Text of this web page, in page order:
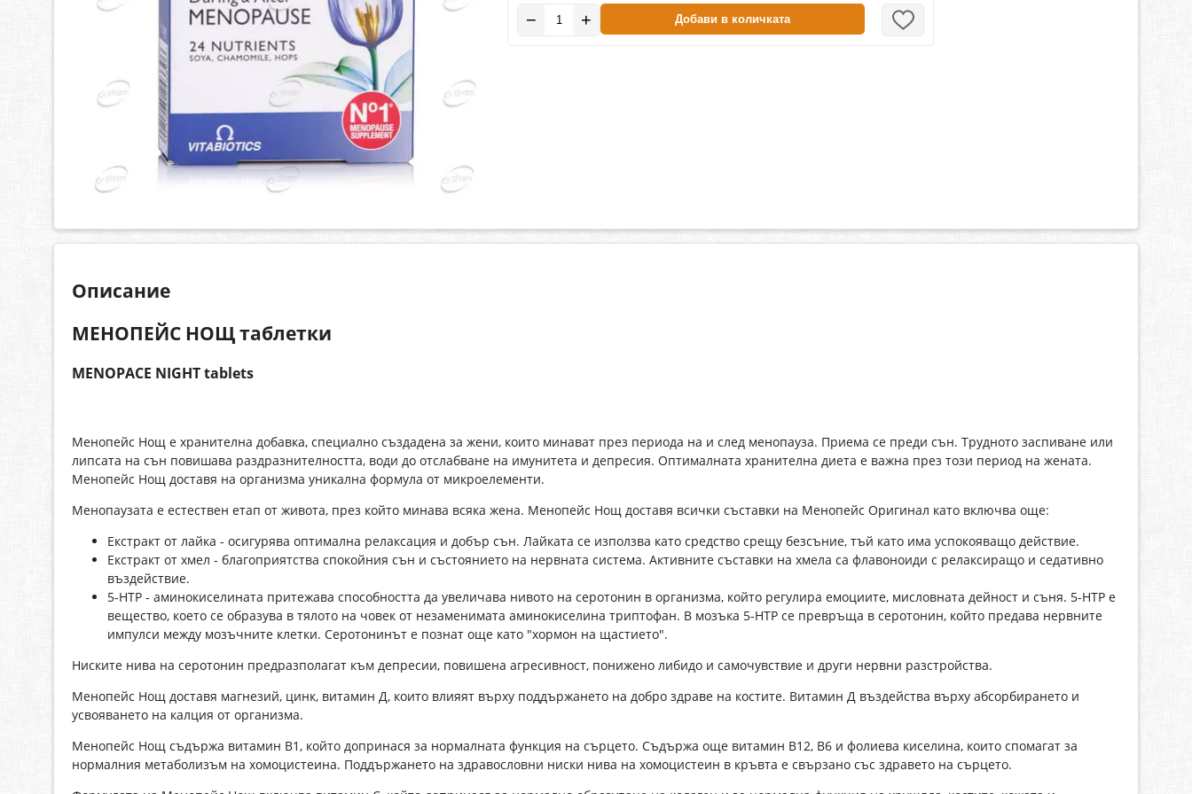
− + Добави в количката
Описание
МЕНОПЕЙС НОЩ таблетки
MENOPACE NIGHT tablets
Менопейс Нощ е хранителна добавка, специално създадена за жени, които минават през периода на и след менопауза. Приема се преди сън. Трудното заспиване или
липсата на сън повишава раздразнителността, води до отслабване на имунитета и депресия. Оптималната хранителна диета е важна през този период на жената.
Менопейс Нощ доставя на организма уникална формула от микроелементи.
Менопаузата е естествен етап от живота, през който минава всяка жена. Менопейс Нощ доставя всички съставки на Менопейс Оригинал като включва още:
Екстракт от лайка - осигурява оптимална релаксация и добър сън. Лайката се използва като средство срещу безсъние, тъй като има успокояващо действие.
Екстракт от хмел - благоприятства спокойния сън и състоянието на нервната система. Активните съставки на хмела са флавоноиди с релаксиращо и седативно
въздействие.
5-НТР - аминокиселината притежава способността да увеличава нивото на серотонин в организма, който регулира емоциите, мисловната дейност и съня. 5-НТР е
вещество, което се образува в тялото на човек от незаменимата аминокиселина триптофан. В мозъка 5-НТР се превръща в серотонин, който предава нервните
импулси между мозъчните клетки. Серотонинът е познат още като "хормон на щастието".
Ниските нива на серотонин предразполагат към депресии, повишена агресивност, понижено либидо и самочувствие и други нервни разстройства.
Менопейс Нощ доставя магнезий, цинк, витамин Д, които влияят върху поддържането на добро здраве на костите. Витамин Д въздейства върху абсорбирането и
усвояването на калция от организма.
Менопейс Нощ съдържа витамин В1, който допринася за нормалната функция на сърцето. Съдържа още витамин В12, В6 и фолиева киселина, които спомагат за
нормалния метаболизъм на хомоцистеина. Поддържането на здравословни ниски нива на хомоцистеин в кръвта е свързано със здравето на сърцето.